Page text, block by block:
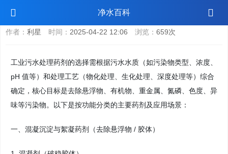
净水百科
工业污水处理需要哪些药剂
作者： 利星 时间： 2025-04-22 12:06 浏览： 659次
工业污水处理药剂的选择需根据污水水质（如污染物类型、浓度、
pH 值等）和处理工艺（物化处理、生化处理、深度处理等）综合
确定，核心目标是去除悬浮物、有机物、重金属、氮磷、色度、异
味等污染物。以下是按功能分类的主要药剂及应用场景：
一、混凝沉淀与絮凝药剂（去除悬浮物 / 胶体）